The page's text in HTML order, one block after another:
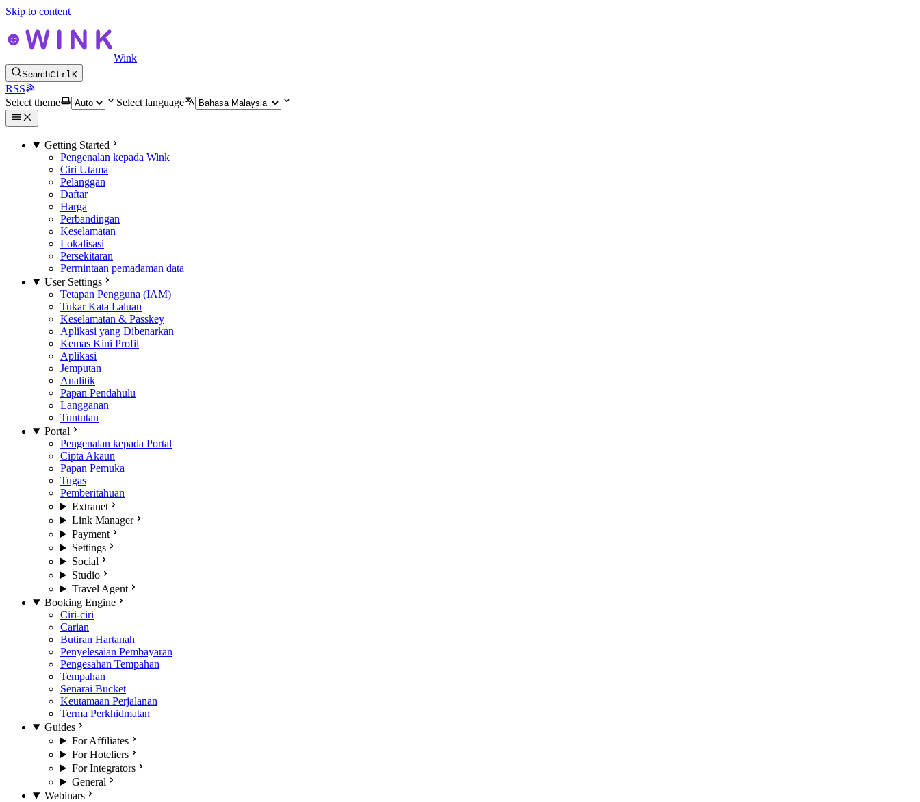
Skip to content
Wink
SearchCtrlK
RSS
Select theme
Select language
Getting Started
Pengenalan kepada Wink
Ciri Utama
Pelanggan
Daftar
Harga
Perbandingan
Keselamatan
Lokalisasi
Persekitaran
Permintaan pemadaman data
User Settings
Tetapan Pengguna (IAM)
Tukar Kata Laluan
Keselamatan & Passkey
Aplikasi yang Dibenarkan
Kemas Kini Profil
Aplikasi
Jemputan
Analitik
Papan Pendahulu
Langganan
Tuntutan
Portal
Pengenalan kepada Portal
Cipta Akaun
Papan Pemuka
Tugas
Pemberitahuan
Extranet
Link Manager
Payment
Settings
Social
Studio
Travel Agent
Booking Engine
Ciri-ciri
Carian
Butiran Hartanah
Penyelesaian Pembayaran
Pengesahan Tempahan
Tempahan
Senarai Bucket
Keutamaan Perjalanan
Terma Perkhidmatan
Guides
For Affiliates
For Hoteliers
For Integrators
General
Webinars